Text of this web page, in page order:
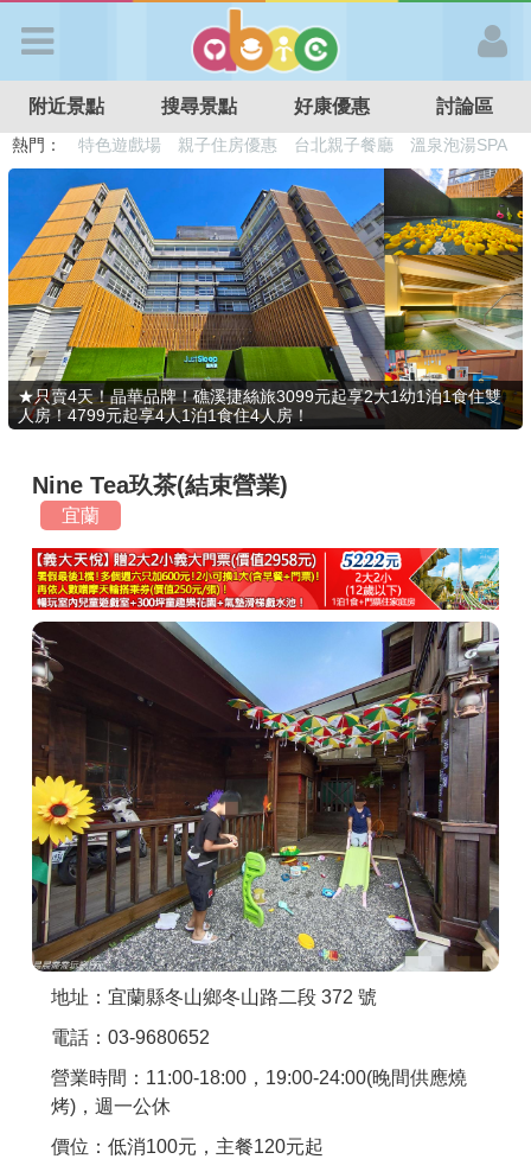
APP登入
首 頁
搜尋景點
好康優惠
最新消息
最新留言
商家合作
討論區
聯絡我們
APP下載
附近景點 搜尋景點 好康優惠 討論區
熱門： 溜滑梯民宿 觀光工廠 DIY摘果
日本親子景點
特色遊戲場
親子住房優惠 台北親子餐廳 溫泉泡湯SPA
★只賣4天！晶華品牌！礁溪捷絲旅3099元起享2大1幼1泊1食住雙
人房！4799元起享4人1泊1食住4人房！
Nine Tea玖茶(結束營業)
宜蘭
地址：宜蘭縣冬山鄉冬山路二段 372 號
電話：03-9680652
營業時間：11:00-18:00，19:00-24:00(晚間供應燒
烤)，週一公休
價位：低消100元，主餐120元起